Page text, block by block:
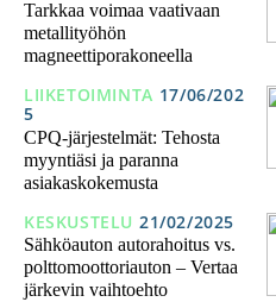
Tarkkaa voimaa vaativaan
metallityöhön
magneettiporakoneella
LIIKETOIMINTA 17/06/202
5
CPQ-järjestelmät: Tehosta
myyntiäsi ja paranna
asiakaskokemusta
KESKUSTELU 21/02/2025
Sähköauton autorahoitus vs.
polttomoottoriauton – Vertaa
järkevin vaihtoehto